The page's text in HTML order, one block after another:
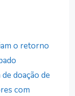
o retorno
doação de
com